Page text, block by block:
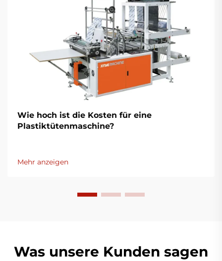
Wie hoch ist die Kosten für eine
Plastiktütenmaschine?
Mehr anzeigen
Was unsere Kunden sagen